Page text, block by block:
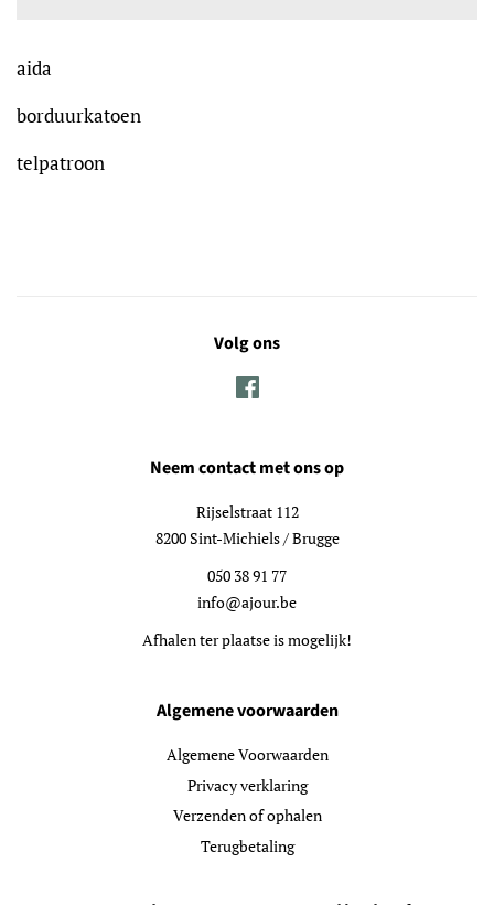
aida
borduurkatoen
telpatroon
Volg ons
Neem contact met ons op
Rijselstraat 112
8200 Sint-Michiels / Brugge
050 38 91 77
info@ajour.be
Afhalen ter plaatse is mogelijk!
Algemene voorwaarden
Algemene Voorwaarden
Privacy verklaring
Verzenden of ophalen
Terugbetaling